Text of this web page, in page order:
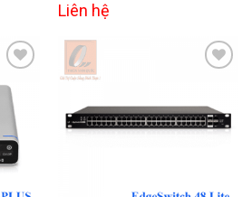
Liên hệ
Add to
wishlist
Add to
wishlist